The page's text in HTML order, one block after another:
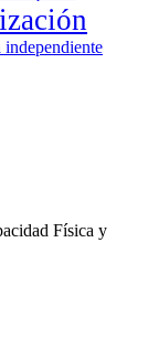
independiente
Física y